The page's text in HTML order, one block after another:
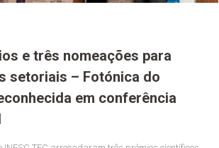
e três nomeações para
setoriais – Fotónica do
em conferência